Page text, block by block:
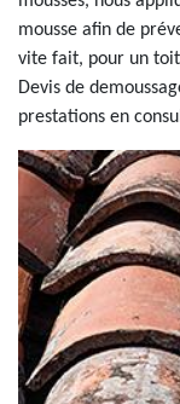
mousse afin de
vite fait, pour un
Devis de
prestations en